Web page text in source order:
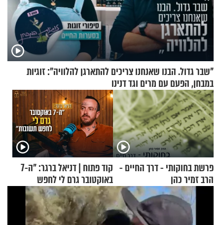
"שבר גדול. הבנו שאנחנו צריכים להתארגן להלוויה": זוגיות
במבחן, הפעם עם מרים וגד דנינו
פרשת בחוקותי - דרך החיים -
הרב זמיר כהן
קוד פתוח | דניאל ברגר: "ה-7
באוקטובר גרם לי לחפש
תשובות"